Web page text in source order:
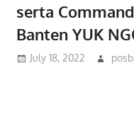
serta
Banten YUK
July 18, 2022